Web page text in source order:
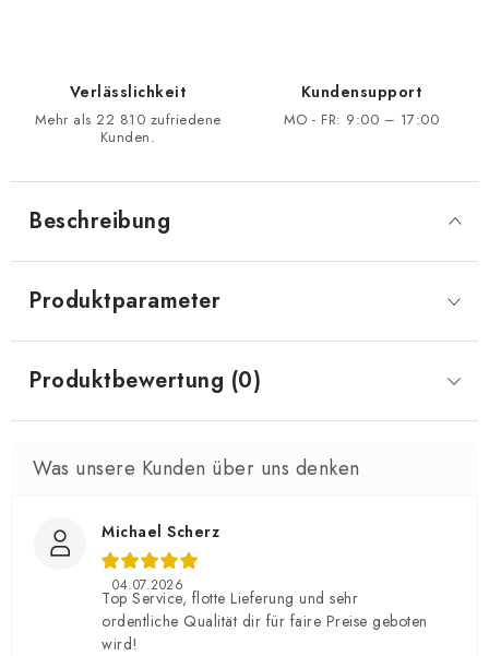
Verlässlichkeit
Mehr als 22 810 zufriedene
Kunden.
Kundensupport
MO - FR: 9:00 – 17:00
Beschreibung
Produktparameter
Produktbewertung (0)
Michael Scherz
04.07.2026
Top Service, flotte Lieferung und sehr
ordentliche Qualität dir für faire Preise geboten
wird!